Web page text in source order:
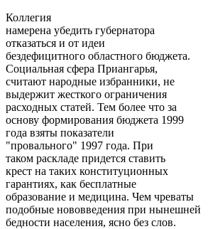
Коллегия
намерена убедить губернатора
отказаться и от идеи
бездефицитного областного бюджета.
Социальная сфера Приангарья,
считают народные избранники, не
выдержит жесткого ограничения
расходных статей. Тем более что за
основу формирования бюджета 1999
года взяты показатели
"провального" 1997 года. При
таком раскладе придется ставить
крест на таких конституционных
гарантиях, как бесплатные
образование и медицина. Чем чреваты
подобные нововведения при нынешней
бедности населения, ясно без слов.